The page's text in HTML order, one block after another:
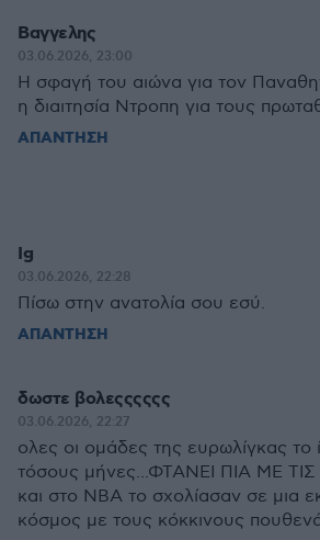
Βαγγελης
03.06.2026, 23:00
Η σφαγή του αιώνα για τον
η διαιτησία Ντροπη για τους
ΑΠΑΝΤΗΣΗ
Ig
03.06.2026, 22:28
Πίσω στην ανατολία σου εσύ.
ΑΠΑΝΤΗΣΗ
δωστε βολεςςςςςς
03.06.2026, 22:27
ολες οι ομάδες της ευρωλίγκας το
τόσους μήνες...ΦΤΑΝΕΙ ΠΙΑ ΜΕ
και στο NBA το σχολίασαν σε μια
κόσμος με τους κόκκινους